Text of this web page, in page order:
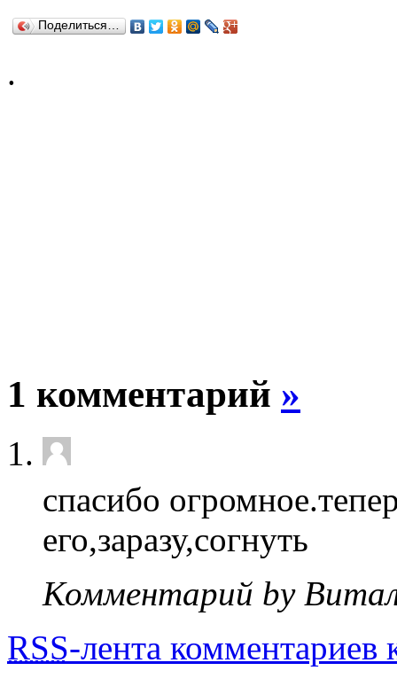
Поделиться…
.
1 комментарий »
спасибо
его,заразу,согнуть
Комментарий by
RSS-лента комментариев